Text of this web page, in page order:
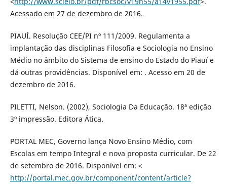
Acessado em 27 de dezembro de 2016.
PIAUÍ. Resolução CEE/PI nº 111/2009. Regulamenta a
implantação das disciplinas Filosofia e Sociologia no Ensino
Médio no âmbito do Sistema de ensino do Estado do Piauí e
dá outras providências. Disponível em: . Acesso em 20 de
dezembro de 2016.
PILETTI, Nelson. (2002), Sociologia Da Educação. 18ª edição
3º impressão. Editora Ática.
PORTAL MEC, Governo lança Novo Ensino Médio, com
Escolas em tempo Integral e nova proposta curricular. De 22
de setembro de 2016. Disponível em: <
http://portal.mec.gov.br/component/content/article?